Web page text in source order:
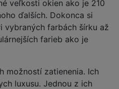
veľkosti okien ako je 210
ďalších. Dokonca si
vybraných farbách šírku až
farieb ako je
možností zatienenia. Ich
luxusu. Jednou z ich